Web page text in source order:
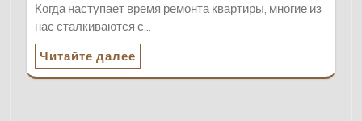
Когда наступает время ремонта квартиры, многие из
нас сталкиваются с…
Читайте далее